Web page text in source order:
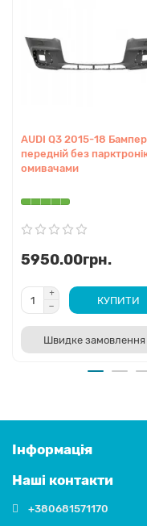
AUDI Q3 2015-18 Бампер
передній без
омивачами
5950.00грн.
КУПИТИ
Швидке замовлення
Інформація
Наші контакти
+380681571170